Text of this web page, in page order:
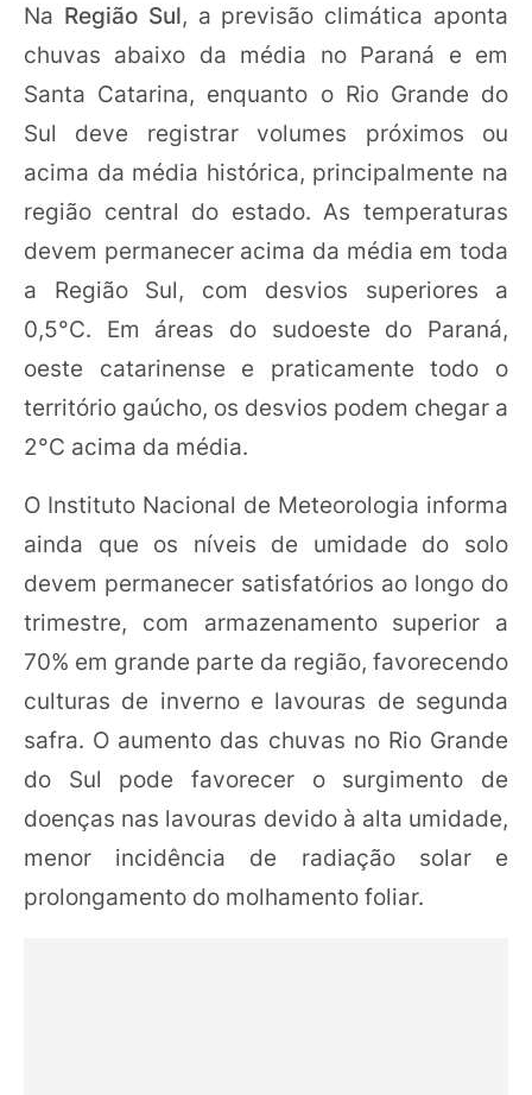
Na Região Sul, a previsão climática aponta
chuvas abaixo da média no Paraná e em
Santa Catarina, enquanto o Rio Grande do
Sul deve registrar volumes próximos ou
acima da média histórica, principalmente na
região central do estado. As temperaturas
devem permanecer acima da média em toda
a Região Sul, com desvios superiores a
0,5°C. Em áreas do sudoeste do Paraná,
oeste catarinense e praticamente todo o
território gaúcho, os desvios podem chegar a
2°C acima da média.
O Instituto Nacional de Meteorologia informa
ainda que os níveis de umidade do solo
devem permanecer satisfatórios ao longo do
trimestre, com armazenamento superior a
70% em grande parte da região, favorecendo
culturas de inverno e lavouras de segunda
safra. O aumento das chuvas no Rio Grande
do Sul pode favorecer o surgimento de
doenças nas lavouras devido à alta umidade,
menor incidência de radiação solar e
prolongamento do molhamento foliar.